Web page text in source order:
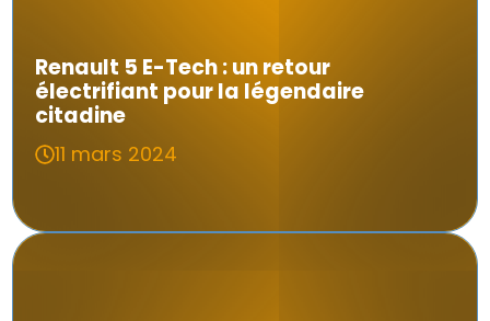
Renault 5 E-Tech : un retour
électrifiant pour la légendaire
citadine
11 mars 2024